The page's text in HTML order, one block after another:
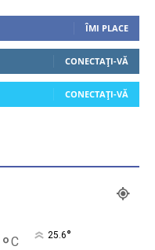
ÎMI PLACE
CONECTAȚI-VĂ
CONECTAȚI-VĂ
C 25.6°